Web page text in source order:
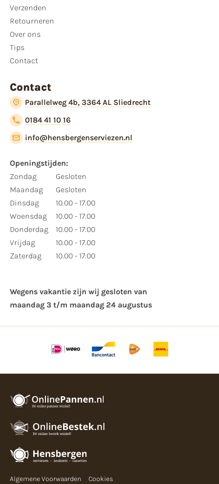
Verzenden
Retourneren
Over ons
Tips
Contact
Contact
Parallelweg 4b, 3364 AL Sliedrecht
0184 41 10 16
info@hensbergenserviezen.nl
Openingstijden:
Zondag
Maandag
Dinsdag
Woensdag
Donderdag
Vrijdag
Zaterdag
Gesloten
Gesloten
10.00 - 17.00
10.00 - 17.00
10.00 - 17.00
10.00 - 17.00
10.00 - 17.00
Wegens vakantie zijn wij gesloten van ​
maandag 3 t/m maandag 24 augustus
Algemene Voorwaarden Cookies